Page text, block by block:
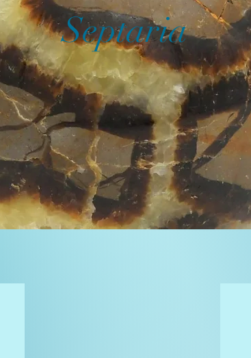
Septaria